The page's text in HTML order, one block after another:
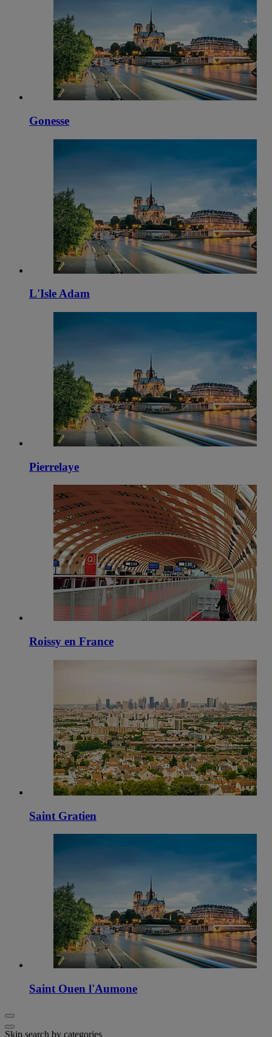
Gonesse
L'Isle Adam
Pierrelaye
Roissy en France
Saint Gratien
Saint Ouen l'Aumone
Skip search by categories